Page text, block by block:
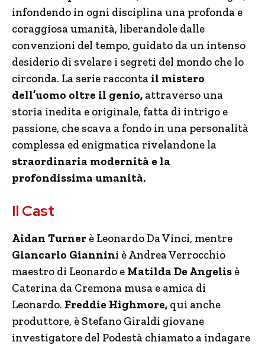
infondendo in ogni disciplina una profonda e
coraggiosa umanità, liberandole dalle
convenzioni del tempo, guidato da un intenso
desiderio di svelare i segreti del mondo che lo
circonda. La serie racconta il mistero
dell’uomo oltre il genio, attraverso una
storia inedita e originale, fatta di intrigo e
passione, che scava a fondo in una personalità
complessa ed enigmatica rivelandone la
straordinaria modernità e la
profondissima umanità.
Il Cast
Aidan Turner è Leonardo Da Vinci, mentre
Giancarlo Giannini è Andrea Verrocchio
maestro di Leonardo e Matilda De Angelis è
Caterina da Cremona musa e amica di
Leonardo. Freddie Highmore, qui anche
produttore, è Stefano Giraldi giovane
investigatore del Podestà chiamato a indagare